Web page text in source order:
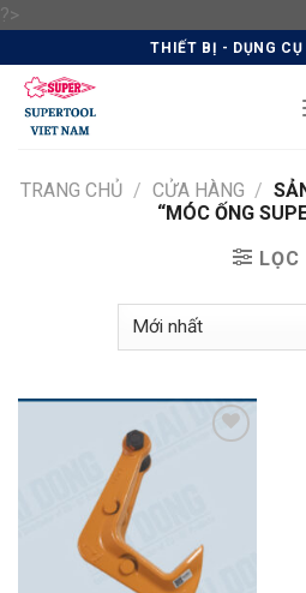
?>
content
THIẾT BỊ - DỤNG CỤ
TRANG CHỦ / CỬA HÀNG /
“MÓC ỐNG
LỌC